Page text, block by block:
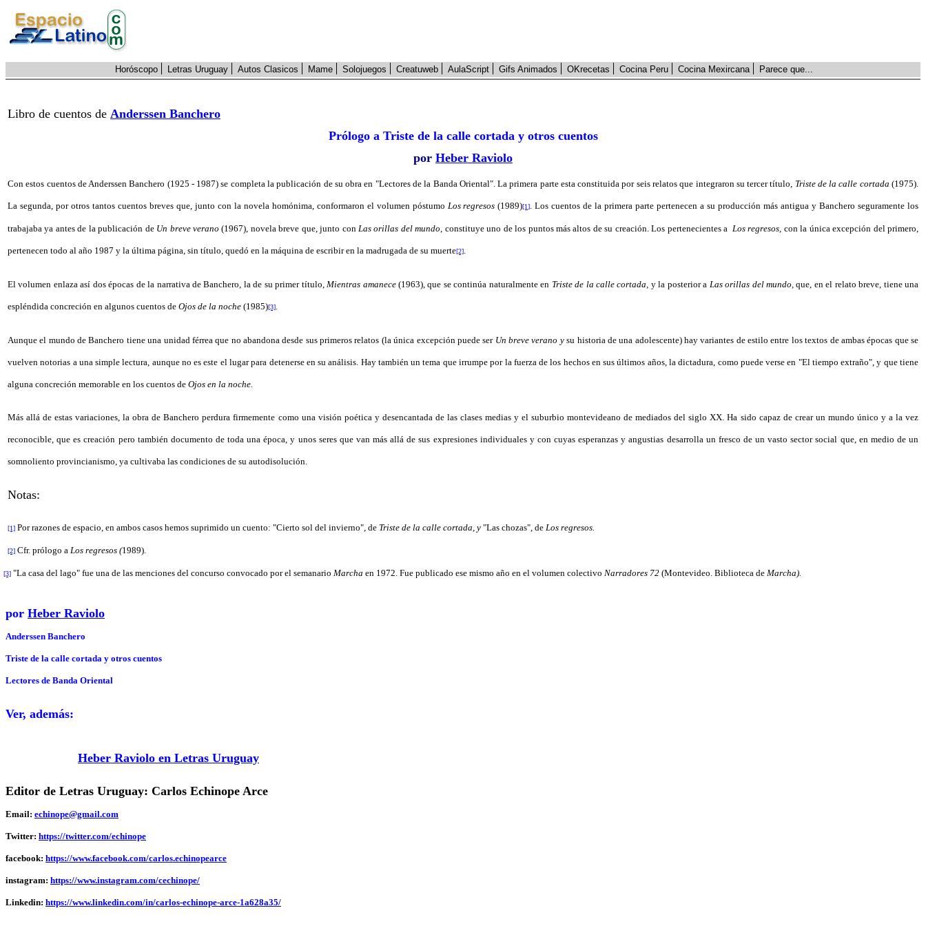
Horóscopo Letras Uruguay Autos Clasicos Mame Solojuegos Creatuweb AulaScript Gifs Animados OKrecetas Cocina Peru Cocina Mexircana Parece que...
Libro de cuentos de Anderssen Banchero
Prólogo a Triste de la calle cortada y otros cuentos
por Heber Raviolo
Con estos cuentos de Anderssen Banchero (1925 - 1987) se completa la publicación de su obra en "Lectores de la Banda Oriental". La primera parte esta constituida por seis relatos que integraron su tercer título, Triste de la calle cortada (1975).
La segunda, por otros tantos cuentos breves que, junto con la novela homónima, conformaron el volumen póstumo Los regresos (1989)[1]. Los cuentos de la primera parte pertenecen a su producción más antigua y Banchero seguramente los
trabajaba ya antes de la publicación de Un breve verano (1967), novela breve que, junto conLas orillas del mundo, constituye uno de los puntos más altos de su creación. Los pertenecientes a Los regresos, con la única excepción del primero,
pertenecen todo al año 1987 y la última página, sin título, quedó en la máquina de escribir en la madrugada de su muerte[2].
El volumen enlaza así dos épocas de la narrativa de Banchero, la de su primer título,Mientras amanece(1963), que se continúa naturalmente en Triste de la calle cortada, y la posterior a Las orillas del mundo,que, en el relato breve, tiene una
espléndida concreción en algunos cuentos de Ojos de la noche (1985)[3].
Aunque el mundo de Banchero tiene una unidad férrea que no abandona desde sus primeros relatos (la única excepción puede ser Un breve verano ysu historia de una adolescente) hay variantes de estilo entre los textos de ambas épocas que se
vuelven notorias a una simple lectura, aunque no es este el lugar para detenerse en su análisis. Hay también un tema que irrumpe por la fuerza de los hechos en sus últimos años, la dictadura, como puede verse en "El tiempo extraño", y que tiene
alguna concreción memorable en los cuentos de Ojos en la noche.
Más allá de estas variaciones, la obra de Banchero perdura firmemente como una visión poética y desencantada de las clases medias y el suburbio montevideano de mediados del siglo XX. Ha sido capaz de crear un mundo único y a la vez
reconocible, que es creación pero también documento de toda una época, y unos seres que van más allá de sus expresiones individuales y con cuyas esperanzas y angustias desarrolla un fresco de un vasto sector social que, en medio de un
somnoliento provincianismo, ya cultivaba las condiciones de su autodisolución.
Notas:
[1] Por razones de espacio, en ambos casos hemos suprimido un cuento: "Cierto sol del invierno", de Triste de la calle cortada, y "Las chozas", de Los regresos.
[2] Cfr. prólogo a Los regresos (1989).
[3] "La casa del lago" fue una de las menciones del concurso convocado por el semanario Marcha en 1972. Fue publicado ese mismo año en el volumen colectivo Narradores 72 (Montevideo. Biblioteca de Marcha).
por Heber Raviolo
Anderssen Banchero
Triste de la calle cortada y otros cuentos
Lectores de Banda Oriental
Ver, además:
Heber Raviolo en Letras Uruguay
Editor de Letras Uruguay: Carlos Echinope Arce
Email: echinope@gmail.com
Twitter: https://twitter.com/echinope
facebook: https://www.facebook.com/carlos.echinopearce
instagram: https://www.instagram.com/cechinope/
Linkedin: https://www.linkedin.com/in/carlos-echinope-arce-1a628a35/